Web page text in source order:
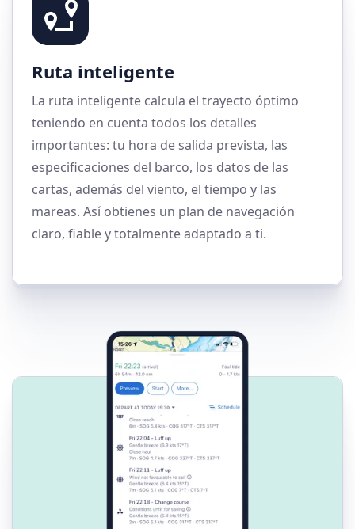
Ruta inteligente
La ruta inteligente calcula el trayecto óptimo
teniendo en cuenta todos los detalles
importantes: tu hora de salida prevista, las
especificaciones del barco, los datos de las
cartas, además del viento, el tiempo y las
mareas. Así obtienes un plan de navegación
claro, fiable y totalmente adaptado a ti.